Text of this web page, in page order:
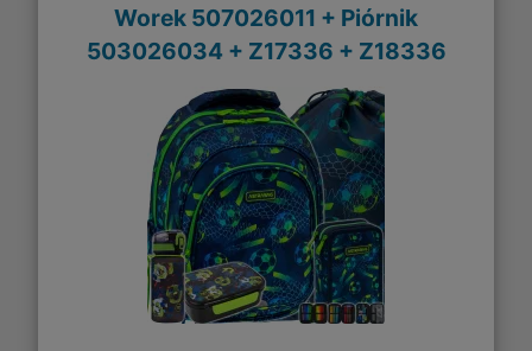
Worek 507026011 + Piórnik
503026034 + Z17336 + Z18336